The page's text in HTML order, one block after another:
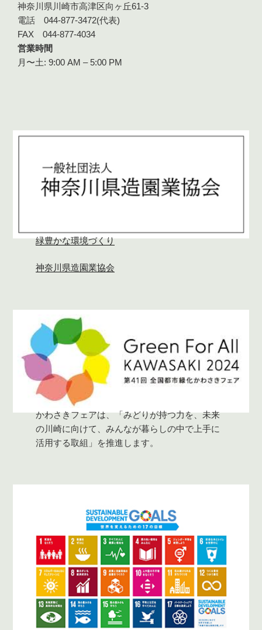
神奈川県川崎市高津区向ヶ丘61-3
電話 044-877-3472(代表)
FAX 044-877-4034
営業時間
月〜土: 9:00 AM – 5:00 PM
緑豊かな環境づくり
神奈川県造園業協会
かわさきフェアは、「みどりが持つ力を、未来
の川崎に向けて、みんなが暮らしの中で上手に
活用する取組」を推進します。